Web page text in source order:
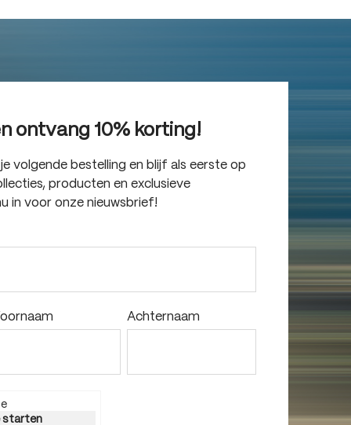
ontvang 10% korting!
volgende bestelling en blijf als eerste op
producten en exclusieve
in voor onze nieuwsbrief!
Achternaam
starten